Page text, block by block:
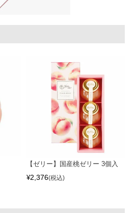
【ゼリー】国産桃ゼリー 3個入
¥2,376 税込